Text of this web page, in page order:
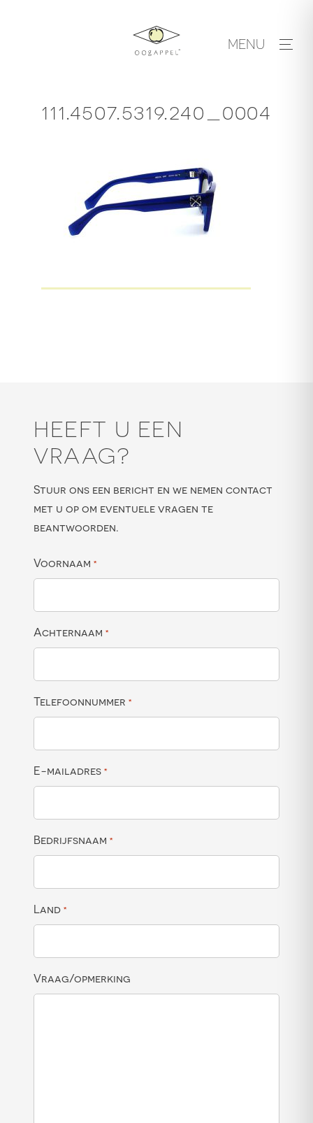
MENU
111.4507.5319.240_0004
HEEFT U EEN
VRAAG?
Stuur ons een bericht en we nemen contact
met u op om eventuele vragen te
beantwoorden.
Voornaam *
Achternaam *
Telefoonnummer *
E-mailadres *
Bedrijfsnaam *
Land *
Vraag/opmerking